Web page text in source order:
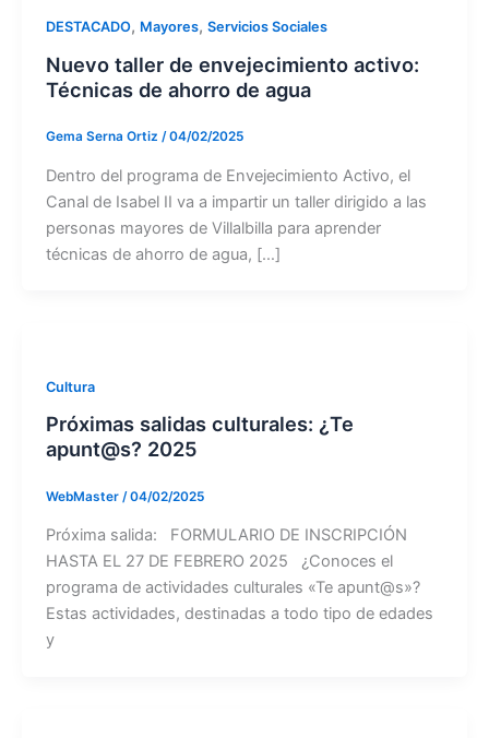
DESTACADO, Mayores, Servicios Sociales
Nuevo taller de envejecimiento activo:
Técnicas de ahorro de agua
Gema Serna Ortiz /04/02/2025
Dentro del programa de Envejecimiento Activo, el
Canal de Isabel II va a impartir un taller dirigido a las
personas mayores de Villalbilla para aprender
técnicas de ahorro de agua, […]
Cultura
Próximas salidas culturales: ¿Te
apunt@s? 2025
WebMaster /04/02/2025
Próxima salida: FORMULARIO DE INSCRIPCIÓN
HASTA EL 27 DE FEBRERO 2025 ¿Conoces el
programa de actividades culturales «Te apunt@s»?
Estas actividades, destinadas a todo tipo de edades
y